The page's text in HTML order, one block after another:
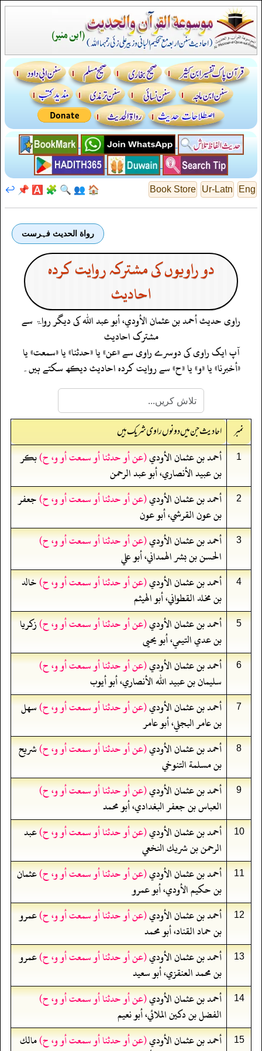
Eng
Ur-Latn
Book Store
🏠
👥
🔍
🧩
🅰️
📌
↩️
رواة الحديث فہرست
دو راویوں کی مشترکہ روایت کردہ
احادیث
راوی حدیثأحمد بن عثمان الأودي، أبو عبد اللهکی دیگر رواۃ سے
مشترک احادیث
آپ ایک راوی کی دوسرے راوی سے «عن» یا «حدثنا» یا «سمعت» یا
«أخبرنا» یا «و» یا «ح» سے روایت کردہ احادیث دیکھ سکتے ہیں۔
نمبر احادیث جن میں دونوں راوی شریک ہیں
1 أحمد بن عثمان الأودي(عن أو حدثنا أو سمعت أو و، ح)بكر
بن عبيد الأنصاري، أبو عبد الرحمن
2 أحمد بن عثمان الأودي(عن أو حدثنا أو سمعت أو و، ح)جعفر
بن عون القرشي، أبو عون
3 أحمد بن عثمان الأودي(عن أو حدثنا أو سمعت أو و، ح)
الحسن بن بشر الهمداني، أبو علي
4 أحمد بن عثمان الأودي(عن أو حدثنا أو سمعت أو و، ح)خالد
بن مخلد القطواني، أبو الهيثم
5 أحمد بن عثمان الأودي(عن أو حدثنا أو سمعت أو و، ح)زكريا
بن عدي التيمي، أبو يحيى
6 أحمد بن عثمان الأودي(عن أو حدثنا أو سمعت أو و، ح)
سليمان بن عبيد الله الأنصاري، أبو أيوب
7 أحمد بن عثمان الأودي(عن أو حدثنا أو سمعت أو و، ح)سهل
بن عامر البجلي، أبو عامر
8 أحمد بن عثمان الأودي(عن أو حدثنا أو سمعت أو و، ح)شريح
بن مسلمة التنوخي
9 أحمد بن عثمان الأودي(عن أو حدثنا أو سمعت أو و، ح)
العباس بن جعفر البغدادي، أبو محمد
10 أحمد بن عثمان الأودي(عن أو حدثنا أو سمعت أو و، ح)عبد
الرحمن بن شريك النخعي
11 أحمد بن عثمان الأودي(عن أو حدثنا أو سمعت أو و، ح)عثمان
بن حكيم الأودي، أبو عمرو
12 أحمد بن عثمان الأودي(عن أو حدثنا أو سمعت أو و، ح)عمرو
بن حماد القناد، أبو محمد
13 أحمد بن عثمان الأودي(عن أو حدثنا أو سمعت أو و، ح)عمرو
بن محمد العنقزي، أبو سعيد
14 أحمد بن عثمان الأودي(عن أو حدثنا أو سمعت أو و، ح)
الفضل بن دكين الملائي، أبو نعيم
15 أحمد بن عثمان الأودي(عن أو حدثنا أو سمعت أو و، ح)مالك